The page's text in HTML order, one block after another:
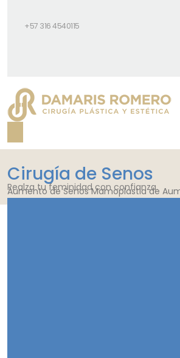
+57 316 4540115
Cirugía de Senos
Realza tu feminidad con confianza.
Aumento de Senos Mamoplastia de